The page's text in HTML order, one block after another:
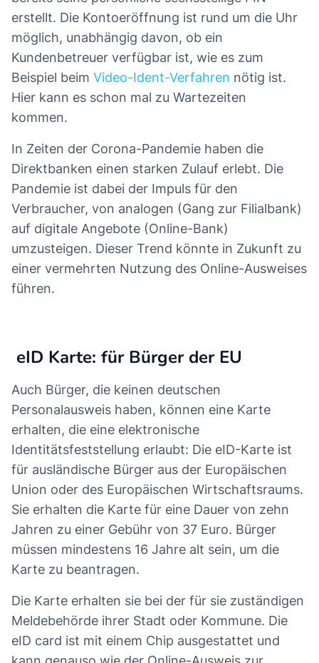
erstellt. Die Kontoeröffnung ist rund um die Uhr
möglich, unabhängig davon, ob ein
Kundenbetreuer verfügbar ist, wie es zum
Beispiel beim Video-Ident-Verfahren nötig ist.
Hier kann es schon mal zu Wartezeiten
kommen.
In Zeiten der Corona-Pandemie haben die
Direktbanken einen starken Zulauf erlebt. Die
Pandemie ist dabei der Impuls für den
Verbraucher, von analogen (Gang zur Filialbank)
auf digitale Angebote (Online-Bank)
umzusteigen. Dieser Trend könnte in Zukunft zu
einer vermehrten Nutzung des Online-Ausweises
führen.
eID Karte: für Bürger der EU
Auch Bürger, die keinen deutschen
Personalausweis haben, können eine Karte
erhalten, die eine elektronische
Identitätsfeststellung erlaubt: Die eID-Karte ist
für ausländische Bürger aus der Europäischen
Union oder des Europäischen Wirtschaftsraums.
Sie erhalten die Karte für eine Dauer von zehn
Jahren zu einer Gebühr von 37 Euro. Bürger
müssen mindestens 16 Jahre alt sein, um die
Karte zu beantragen.
Die Karte erhalten sie bei der für sie zuständigen
Meldebehörde ihrer Stadt oder Kommune. Die
eID card ist mit einem Chip ausgestattet und